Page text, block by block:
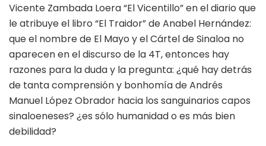
Vicente Zambada Loera “El Vicentillo” en el diario que
le atribuye el libro “El Traidor” de Anabel Hernández:
que el nombre de El Mayo y el Cártel de Sinaloa no
aparecen en el discurso de la 4T, entonces hay
razones para la duda y la pregunta: ¿qué hay detrás
de tanta comprensión y bonhomía de Andrés
Manuel López Obrador hacia los sanguinarios capos
sinaloeneses? ¿es sólo humanidad o es más bien
debilidad?